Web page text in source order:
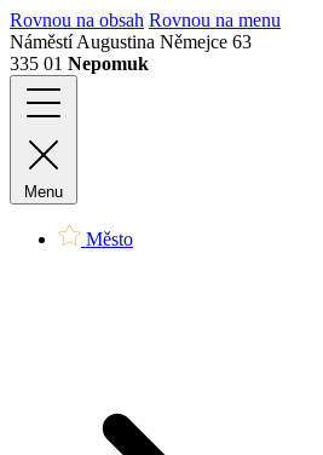
Rovnou na obsah Rovnou na menu
Náměstí Augustina Němejce 63
335 01 Nepomuk
Menu
Město